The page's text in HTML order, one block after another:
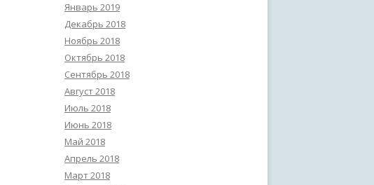
Январь 2019
Декабрь 2018
Ноябрь 2018
Октябрь 2018
Сентябрь 2018
Август 2018
Июль 2018
Июнь 2018
Май 2018
Апрель 2018
Март 2018